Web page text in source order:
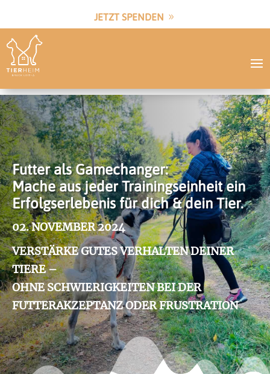
JETZT SPENDEN
Futter als Gamechanger:
Mache aus jeder Trainingseinheit ein
Erfolgserlebenis für dich & dein Tier.
02. NOVEMBER 2024
VERSTÄRKE GUTES VERHALTEN DEINER
TIERE –
OHNE SCHWIERIGKEITEN BEI DER
FUTTERAKZEPTANZ ODER FRUSTRATION